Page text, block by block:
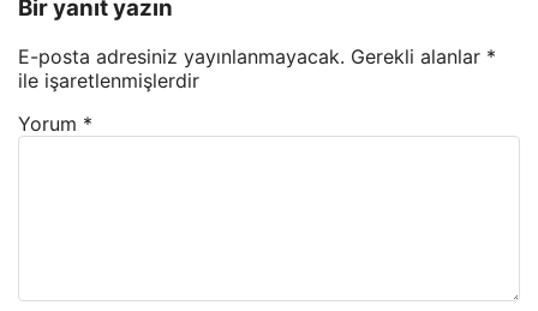
Bir yanıt yazın
E-posta adresiniz yayınlanmayacak. Gerekli alanlar *
ile işaretlenmişlerdir
Yorum *